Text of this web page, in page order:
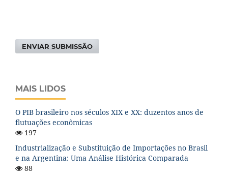
ENVIAR SUBMISSÃO
MAIS LIDOS
O PIB brasileiro nos séculos XIX e XX: duzentos anos de
flutuações econômicas
197
Industrialização e Substituição de Importações no Brasil
e na Argentina: Uma Análise Histórica Comparada
88